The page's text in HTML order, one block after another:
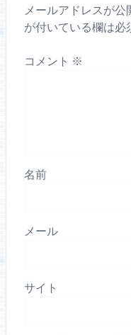
メールアドレスが公
が付いている欄は必
コメント ※
名前
メール
サイト